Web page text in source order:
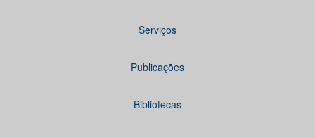
Serviços
Publicações
Bibliotecas